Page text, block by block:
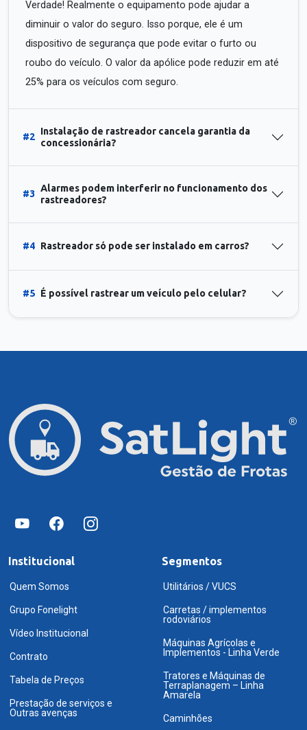
Verdade! Realmente o equipamento pode ajudar a
diminuir o valor do seguro. Isso porque, ele é um
dispositivo de segurança que pode evitar o furto ou
roubo do veículo. O valor da apólice pode reduzir em até
25% para os veículos com seguro.
#2
Instalação de rastreador cancela garantia da
concessionária?
#3
Alarmes podem interferir no funcionamento dos
rastreadores?
#4 Rastreador só pode ser instalado em carros?
#5 É possível rastrear um veículo pelo celular?
Institucional
Quem Somos
Grupo Fonelight
Vídeo Institucional
Contrato
Tabela de Preços
Prestação de serviços e
Outras avenças
Segmentos
Utilitários / VUCS
Carretas / implementos
rodoviários
Máquinas Agrícolas e
Implementos - Linha Verde
Tratores e Máquinas de
Terraplanagem – Linha
Amarela
Caminhões